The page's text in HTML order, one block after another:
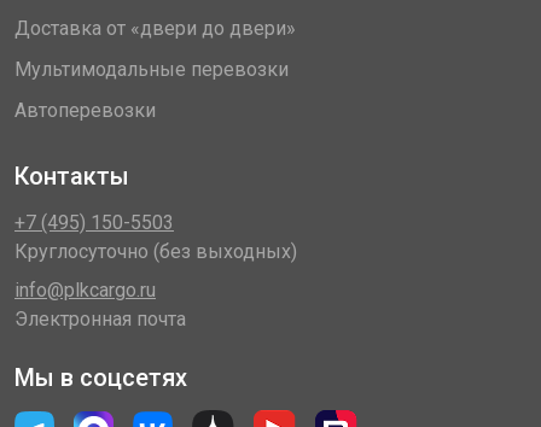
Доставка от «двери до двери»
Мультимодальные перевозки
Автоперевозки
Контакты
+7 (495) 150-5503
Круглосуточно (без выходных)
info@plkcargo.ru
Электронная почта
Мы в соцсетях